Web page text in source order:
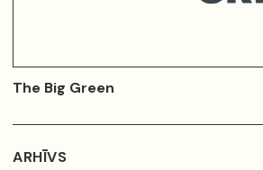
The Big Green
ARHĪVS